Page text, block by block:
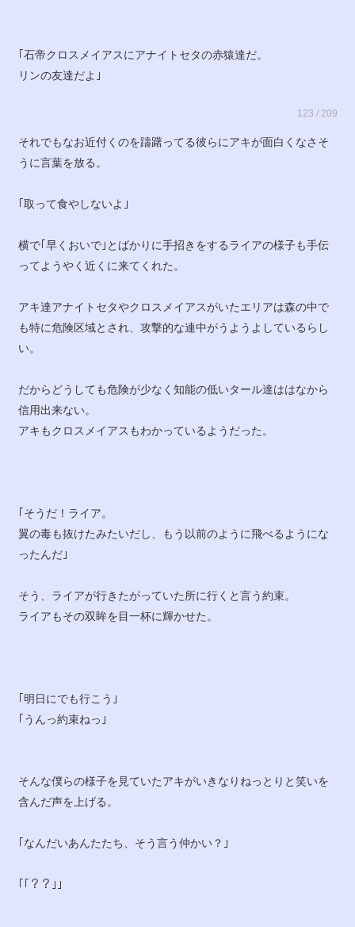
｢石帝クロスメイアスにアナイトセタの赤猿達だ。
リンの友達だよ｣
123 / 209
それでもなお近付くのを躊躇ってる彼らにアキが面白くなさそ
うに言葉を放る。
｢取って食やしないよ｣
横で｢早くおいで｣とばかりに手招きをするライアの様子も手伝
ってようやく近くに来てくれた。
アキ達アナイトセタやクロスメイアスがいたエリアは森の中で
も特に危険区域とされ、攻撃的な連中がうようよしているらし
い。
だからどうしても危険が少なく知能の低いタール達ははなから
信用出来ない。
アキもクロスメイアスもわかっているようだった。
｢そうだ！ライア。
翼の毒も抜けたみたいだし、もう以前のように飛べるようにな
ったんだ｣
そう、ライアが行きたがっていた所に行くと言う約束。
ライアもその双眸を目一杯に輝かせた。
｢明日にでも行こう｣
｢うんっ約束ねっ｣
そんな僕らの様子を見ていたアキがいきなりねっとりと笑いを
含んだ声を上げる。
｢なんだいあんたたち、そう言う仲かい？｣
｢｢？？｣｣